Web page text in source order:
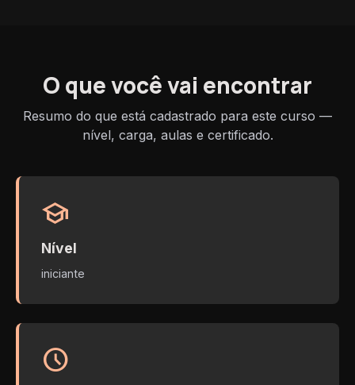
O que você vai encontrar
Resumo do que está cadastrado para este curso —
nível, carga, aulas e certificado.
school
Nível
iniciante
schedule